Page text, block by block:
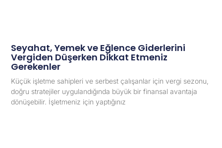
Seyahat, Yemek ve Eğlence Giderlerini
Vergiden Düşerken Dikkat Etmeniz
Gerekenler
Küçük işletme sahipleri ve serbest çalışanlar için vergi sezonu,
doğru stratejiler uygulandığında büyük bir finansal avantaja
dönüşebilir. İşletmeniz için yaptığınız